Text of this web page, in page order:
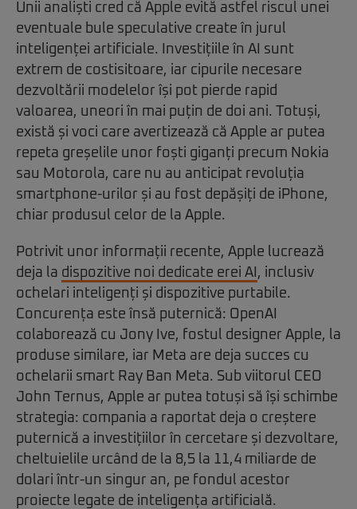
Unii analiști cred că Apple evită astfel riscul unei
eventuale bule speculative create în jurul
inteligenței artificiale. Investițiile în AI sunt
extrem de costisitoare, iar cipurile necesare
dezvoltării modelelor își pot pierde rapid
valoarea, uneori în mai puțin de doi ani. Totuși,
există și voci care avertizează că Apple ar putea
repeta greșelile unor foști giganți precum Nokia
sau Motorola, care nu au anticipat revoluția
smartphone-urilor și au fost depășiți de iPhone,
chiar produsul celor de la Apple.
Potrivit unor informații recente, Apple lucrează
deja la dispozitive noi dedicate erei AI , inclusiv
ochelari inteligenți și dispozitive purtabile.
Concurența este însă puternică: OpenAI
colaborează cu Jony Ive, fostul designer Apple, la
produse similare, iar Meta are deja succes cu
ochelarii smart Ray Ban Meta. Sub viitorul CEO
John Ternus, Apple ar putea totuși să își schimbe
strategia: compania a raportat deja o creștere
puternică a investițiilor în cercetare și dezvoltare,
cheltuielile urcând de la 8,5 la 11,4 miliarde de
dolari într-un singur an, pe fondul acestor
proiecte legate de inteligența artificială.